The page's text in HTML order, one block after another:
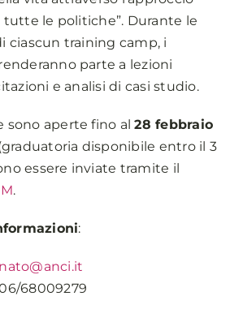
tutte le politiche”. Durante le
ciascun training camp, i
parte a lezioni
e analisi di casi studio.
sono aperte fino al28 febbraio
disponibile entro il 3
essere inviate tramite il
.
:
68009279